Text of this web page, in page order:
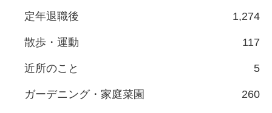
定年退職後 1,274
散歩・運動 117
近所のこと 5
ガーデニング・家庭菜園 260